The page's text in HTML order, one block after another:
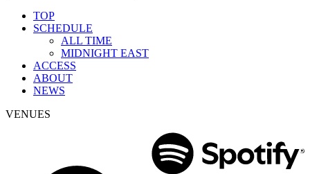
TOP
SCHEDULE
ALL TIME
MIDNIGHT EAST
ACCESS
ABOUT
NEWS
VENUES